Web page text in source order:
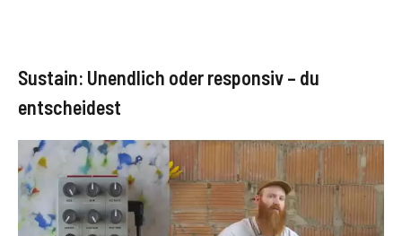
Sustain: Unendlich oder responsiv – du
entscheidest